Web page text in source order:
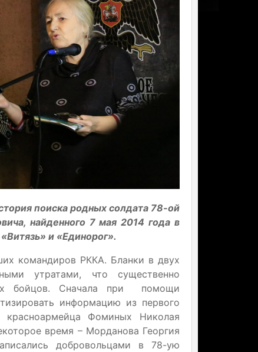
поиска родных солдата 78-ой
найденного 7 мая 2014 года в
и «Единорог».
командиров РККА. Бланки в двух
утратами, что существенно
бойцов. Сначала при помощи
информацию из первого
красноармейца Фоминых Николая
время – Морданова Георгия
добровольцами в 78-ую